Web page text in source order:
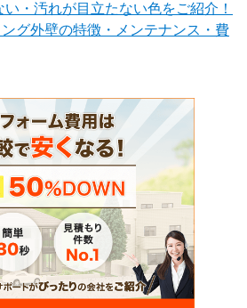
・汚れが目立たない色をご紹介！
グ外壁の特徴・メンテナンス・費